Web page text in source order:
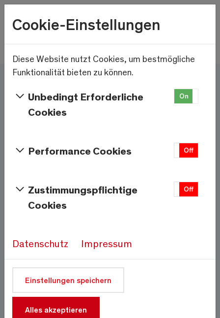
Skip to main content
10.8°C
Wetter
Hier und jetzt – Saas-
Fee/Saastal ist bereit
10.8°C
Cookie-Einstellungen
Diese Website nutzt Cookies, um bestmögliche
Funktionalität bieten zu können.
Unbedingt Erforderliche
Cookies
On
Performance Cookies Off
Zustimmungspflichtige
Cookies
Off
Datenschutz Impressum
Einstellungen speichern
Alles akzeptieren